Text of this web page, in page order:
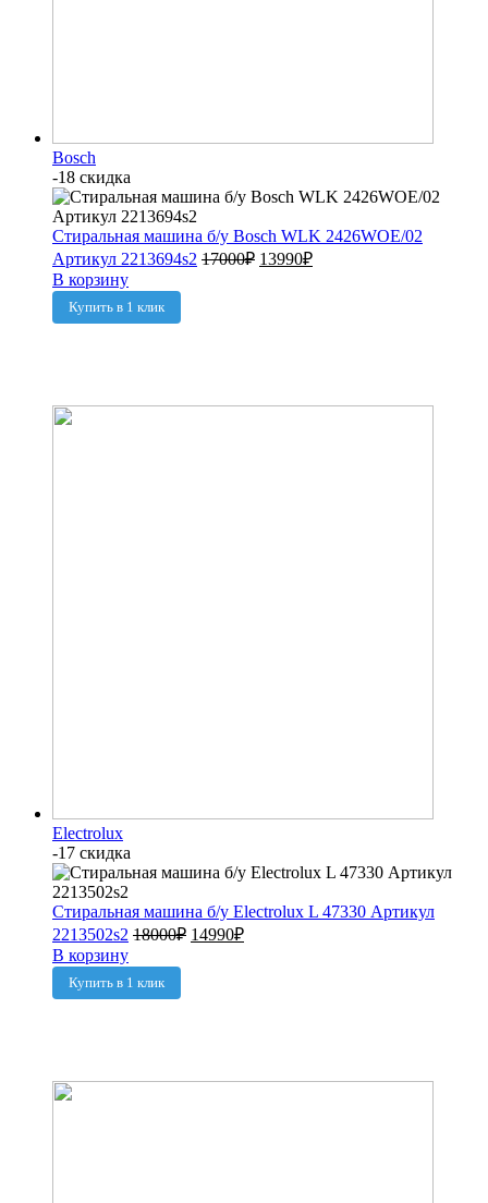
Bosch
-18 скидка
Стиральная машина б/у Bosch WLK 2426WOE/02
Артикул 2213694s2 17000₽ 13990₽
В корзину
Купить в 1 клик
Electrolux
-17 скидка
Стиральная машина б/у Electrolux L 47330 Артикул
2213502s2 18000₽ 14990₽
В корзину
Купить в 1 клик